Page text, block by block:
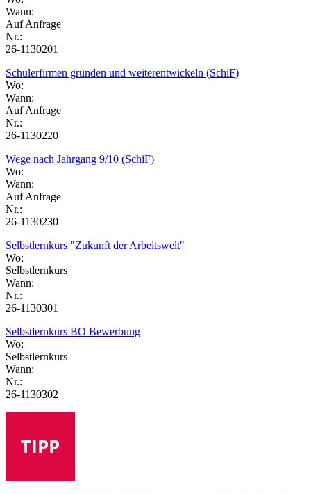
Wann:
Auf Anfrage
Nr.:
26-1130201
Schülerfirmen gründen und weiterentwickeln (SchiF)
Wo:
Wann:
Auf Anfrage
Nr.:
26-1130220
Wege nach Jahrgang 9/10 (SchiF)
Wo:
Wann:
Auf Anfrage
Nr.:
26-1130230
Selbstlernkurs "Zukunft der Arbeitswelt"
Wo:
Selbstlernkurs
Wann:
Nr.:
26-1130301
Selbstlernkurs BO Bewerbung
Wo:
Selbstlernkurs
Wann:
Nr.:
26-1130302